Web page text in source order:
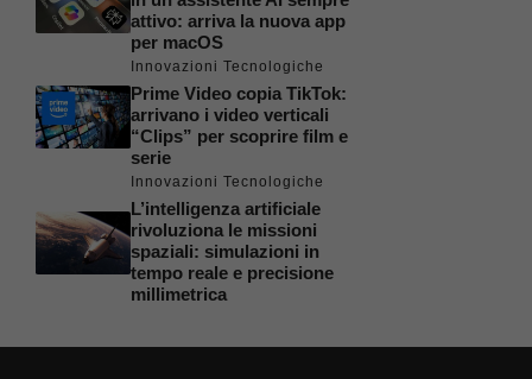
attivo: arriva la nuova app
per macOS
Innovazioni Tecnologiche
Prime Video copia TikTok:
arrivano i video verticali
“Clips” per scoprire film e
serie
Innovazioni Tecnologiche
L’intelligenza artificiale
rivoluziona le missioni
spaziali: simulazioni in
tempo reale e precisione
millimetrica